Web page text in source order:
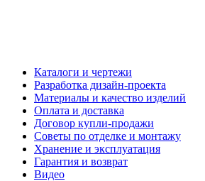
Каталоги и чертежи
Разработка дизайн-проекта
Материалы и качество изделий
Оплата и доставка
Договор купли-продажи
Советы по отделке и монтажу
Хранение и эксплуатация
Гарантия и возврат
Видео